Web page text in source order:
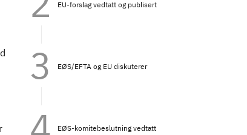
EU-forslag vedtatt og publisert
EØS/EFTA og EU diskuterer
EØS-komitebeslutning vedtatt